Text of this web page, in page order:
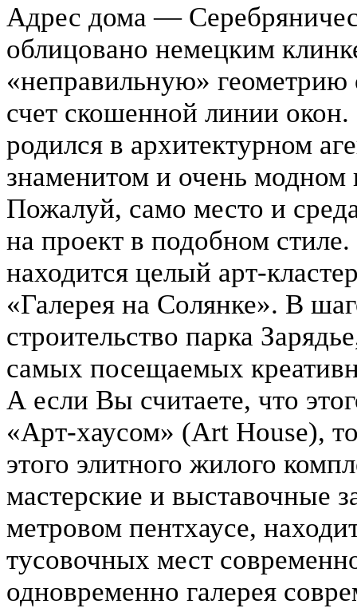
Адрес дома —
облицовано немецким
«неправильную» геометрию
счет скошенной линии
родился в архитектурном
знаменитом и очень модном
Пожалуй, само место и
на проект в подобном
находится целый арт-
«Галерея на Солянке». В
строительство парка
самых посещаемых
А если Вы считаете, что
«Арт-хаусом» (Art House),
этого элитного жилого
мастерские и выставочные
метровом пентхаусе,
тусовочных мест
одновременно галерея